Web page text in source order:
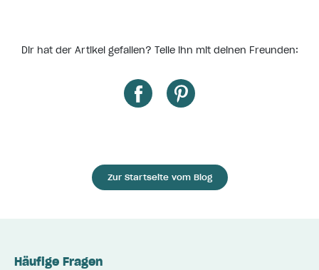
Dir hat der Artikel gefallen? Teile ihn mit deinen Freunden:
Zur Startseite vom Blog
Häufige Fragen